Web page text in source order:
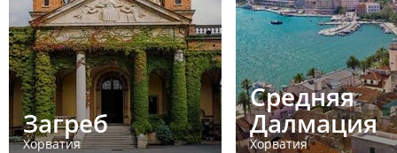
Загреб
Хорватия
Средняя
Далмация
Хорватия